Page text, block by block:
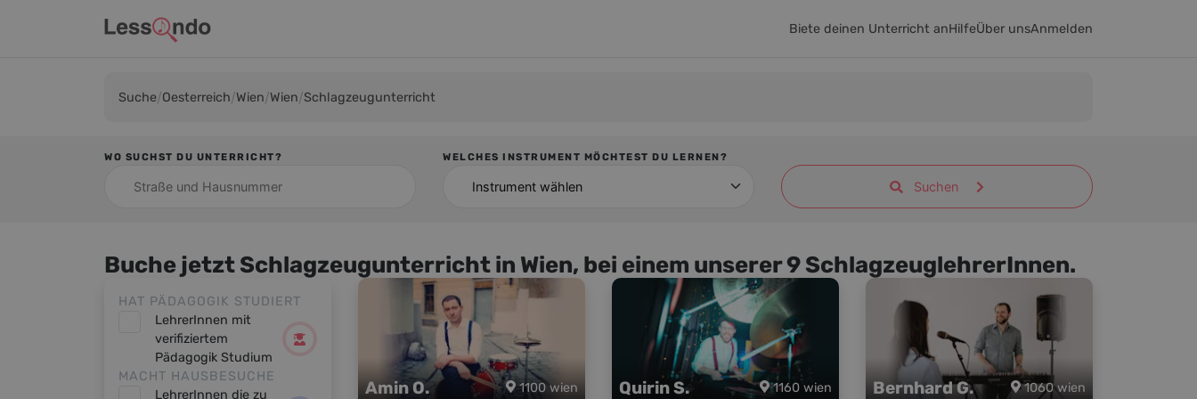
Biete deinen Unterricht anHilfeÜber unsAnmelden
Suche Oesterreich Wien Wien Schlagzeugunterricht
WO SUCHST DU UNTERRICHT? WELCHES INSTRUMENT MÖCHTEST DU LERNEN?
Instrument wählen Suchen
Buche jetzt Schlagzeugunterricht in Wien, bei einem unserer 9 SchlagzeuglehrerInnen.
HAT PÄDAGOGIK STUDIERT
LehrerInnen mit
verifiziertem
Pädagogik Studium
MACHT HAUSBESUCHE
LehrerInnen die zu
Amin O. 1100 wien Quirin S. 1160 wien Bernhard G. 1060 wien